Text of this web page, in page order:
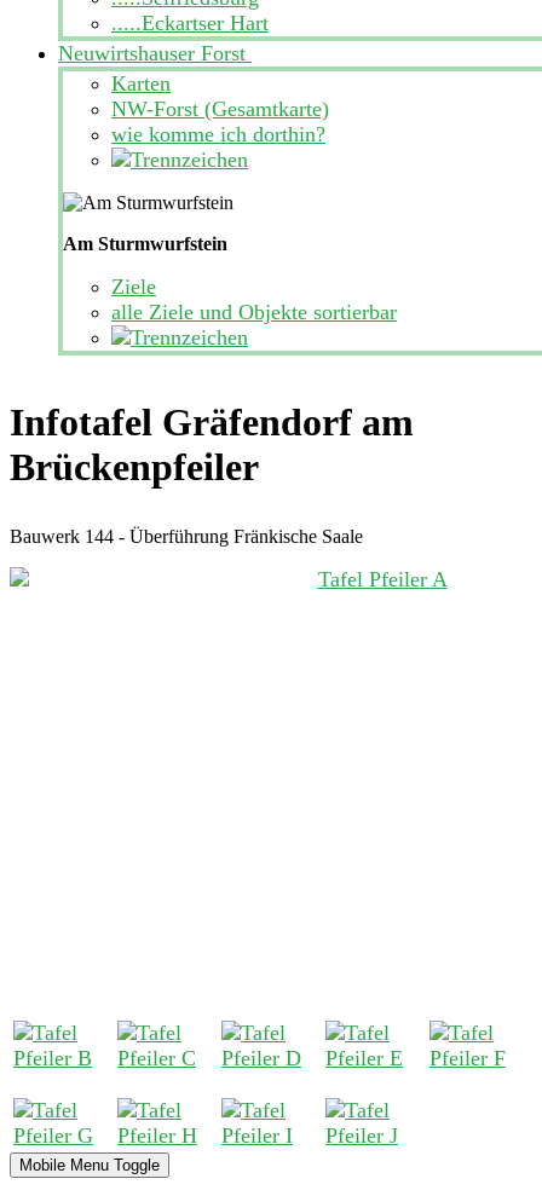
.....Eckartser Hart
Neuwirtshauser Forst
Karten
NW-Forst (Gesamtkarte)
wie komme ich dorthin?
Am Sturmwurfstein
Ziele
alle Ziele und Objekte sortierbar
Infotafel Gräfendorf am
Brückenpfeiler
Bauwerk 144 - Überführung Fränkische Saale
Mobile Menu Toggle